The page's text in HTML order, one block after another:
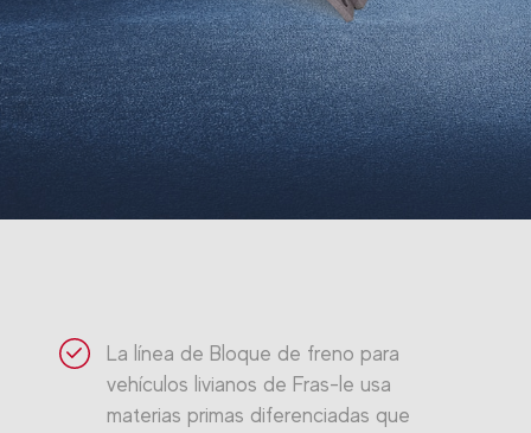
La línea de Bloque de freno para
vehículos livianos de Fras-le usa
materias primas diferenciadas que